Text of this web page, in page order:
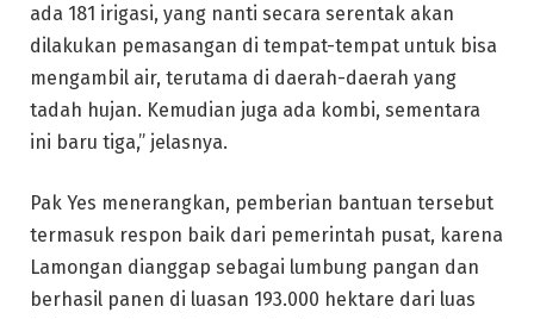
ada 181 irigasi, yang nanti secara serentak akan
dilakukan pemasangan di tempat-tempat untuk bisa
mengambil air, terutama di daerah-daerah yang
tadah hujan. Kemudian juga ada kombi, sementara
ini baru tiga,” jelasnya.
Pak Yes menerangkan, pemberian bantuan tersebut
termasuk respon baik dari pemerintah pusat, karena
Lamongan dianggap sebagai lumbung pangan dan
berhasil panen di luasan 193.000 hektare dari luas